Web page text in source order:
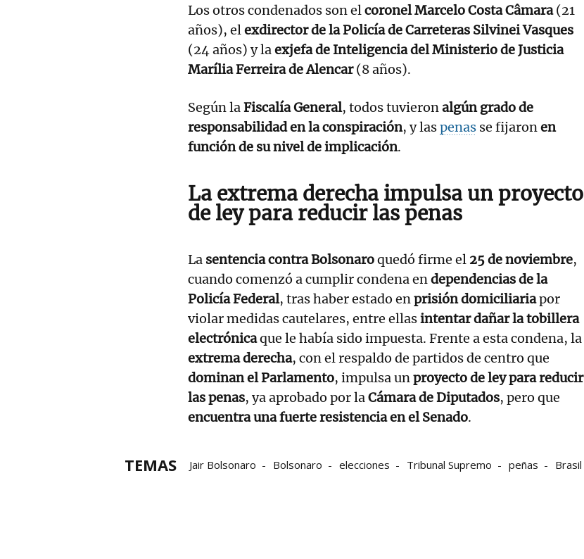
Los otros condenados son elcoronel Marcelo Costa Câmara(21
años), elexdirector de la Policía de Carreteras Silvinei Vasques
(24 años) y laexjefa de Inteligencia del Ministerio de Justicia
Marília Ferreira de Alencar(8 años).
Según laFiscalía General, todos tuvieronalgún grado de
responsabilidad en la conspiración, y laspenas se fijaronen
función de su nivel de implicación.
La extrema derecha impulsa unproyecto
de ley para reducir las penas
La sentencia contra Bolsonaroquedó firme el 25 de noviembre,
cuando comenzó a cumplir condena endependencias de la
Policía Federal, tras haber estado enprisión domiciliariapor
violar medidas cautelares, entre ellasintentar dañar la tobillera
electrónicaque le había sido impuesta. Frente a esta condena, la
extrema derecha, con el respaldo de partidos de centro que
dominan el Parlamento, impulsa unproyecto de ley para reducir
las penas, ya aprobado por laCámara de Diputados, pero que
encuentra una fuerte resistencia en el Senado.
TEMAS Jair Bolsonaro Bolsonaro elecciones Tribunal Supremo peñas Brasil